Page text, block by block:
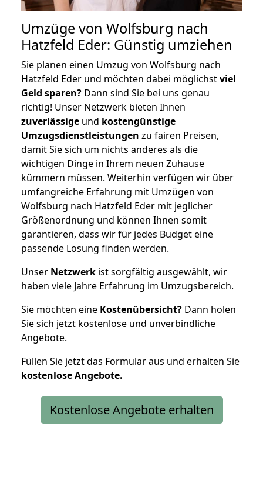
Umzüge von Wolfsburg nach
Hatzfeld Eder: Günstig umziehen
Sie planen einen Umzug von Wolfsburg nach
Hatzfeld Eder und möchten dabei möglichstviel
Geld sparen? Dann sind Sie bei uns genau
richtig! Unser Netzwerk bieten Ihnen
zuverlässige und kostengünstige
Umzugsdienstleistungen zu fairen Preisen,
damit Sie sich um nichts anderes als die
wichtigen Dinge in Ihrem neuen Zuhause
kümmern müssen. Weiterhin verfügen wir über
umfangreiche Erfahrung mit Umzügen von
Wolfsburg nach Hatzfeld Eder mit jeglicher
Größenordnung und können Ihnen somit
garantieren, dass wir für jedes Budget eine
passende Lösung finden werden.
Unser Netzwerk ist sorgfältig ausgewählt, wir
haben viele Jahre Erfahrung im Umzugsbereich.
Sie möchten eine Kostenübersicht? Dann holen
Sie sich jetzt kostenlose und unverbindliche
Angebote.
Füllen Sie jetzt das Formular aus und erhalten Sie
kostenloseAngebote.
Kostenlose Angebote erhalten